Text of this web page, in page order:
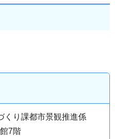
くり課都市景観推進係
7階